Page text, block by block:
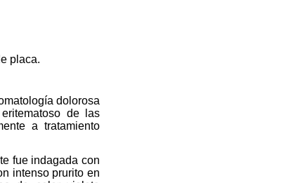
placa.
dolorosa
de las
a tratamiento
fue indagada con
intenso prurito en